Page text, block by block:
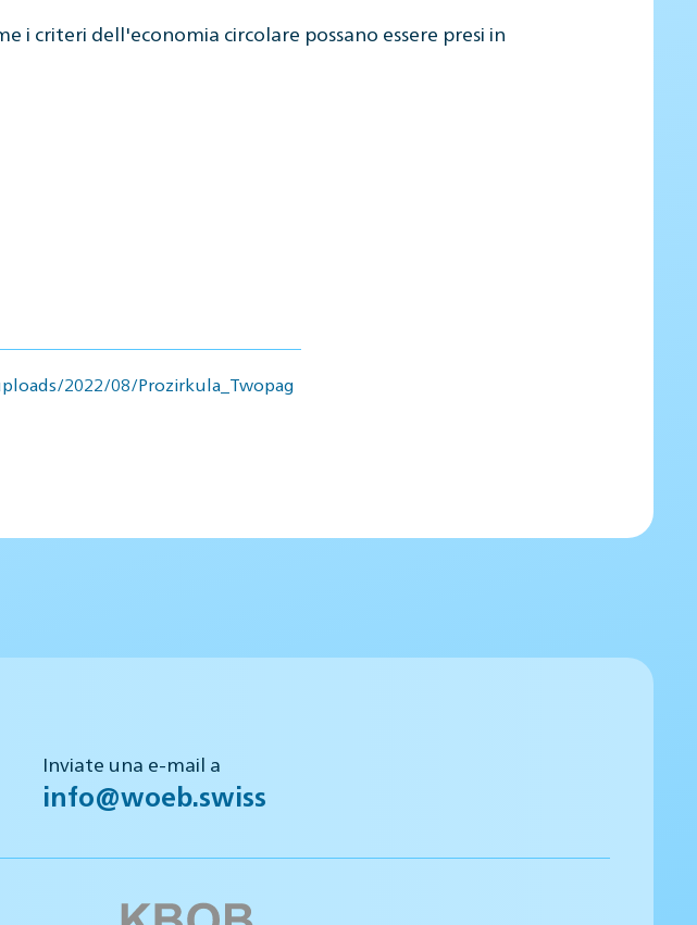
i criteri dell'economia circolare possano essere presi in
2022/08/Prozirkula_Twopag
Inviate una e-mail a
info@woeb.swiss